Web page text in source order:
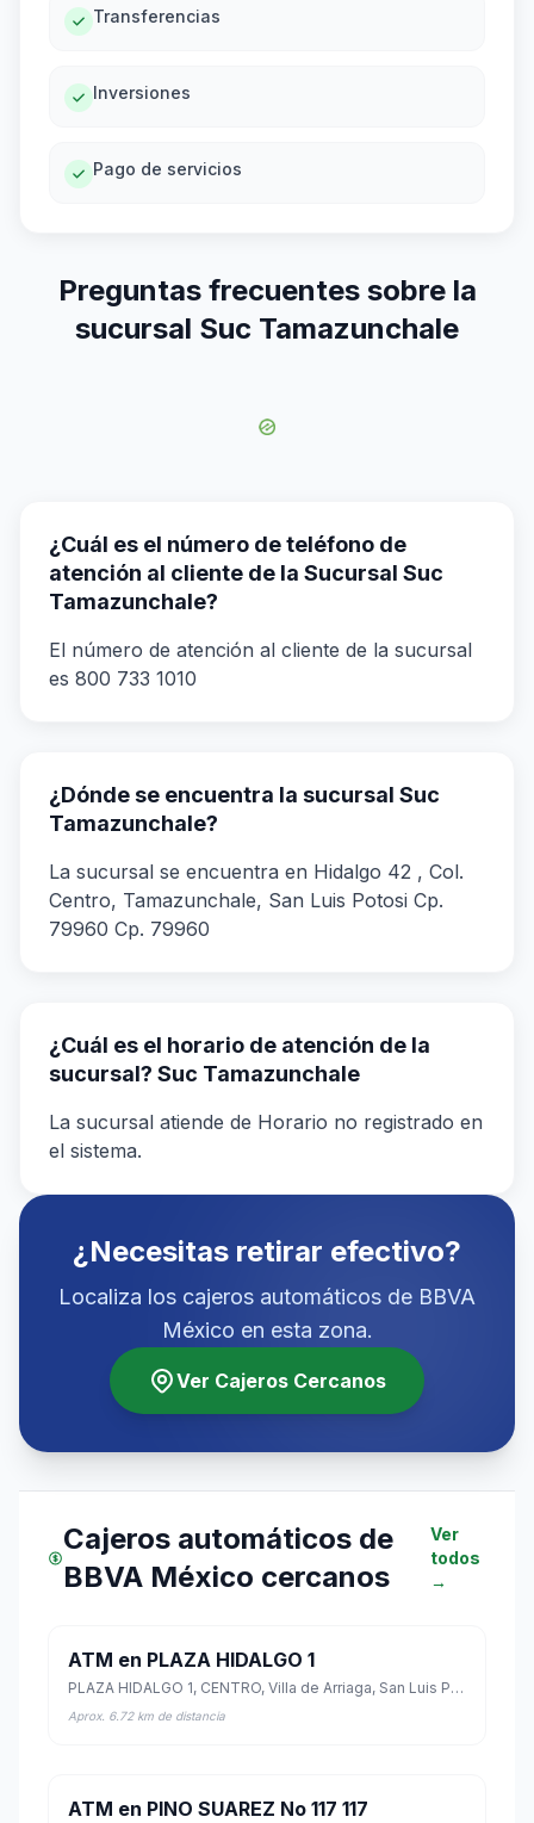
Transferencias
Inversiones
Pago de servicios
Preguntas frecuentes sobre la
sucursal Suc Tamazunchale
¿Cuál es el número de teléfono de
atención al cliente de la Sucursal Suc
Tamazunchale?
El número de atención al cliente de la sucursal
es 800 733 1010
¿Dónde se encuentra la sucursal Suc
Tamazunchale?
La sucursal se encuentra en Hidalgo 42 , Col.
Centro, Tamazunchale, San Luis Potosi Cp.
79960 Cp. 79960
¿Cuál es el horario de atención de la
sucursal? Suc Tamazunchale
La sucursal atiende de Horario no registrado en
el sistema.
¿Necesitas retirar efectivo?
Localiza los cajeros automáticos de BBVA
México en esta zona.
Ver Cajeros Cercanos
Cajeros automáticos de
BBVA México cercanos
Ver
todos
→
ATM en PLAZA HIDALGO 1
PLAZA HIDALGO 1, CENTRO, Villa de Arriaga, San Luis Potosí
Aprox. 6.72 km de distancia
ATM en PINO SUAREZ No 117 117